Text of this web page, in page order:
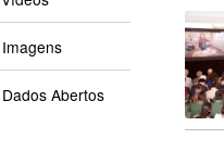
Imagens
Dados Abertos